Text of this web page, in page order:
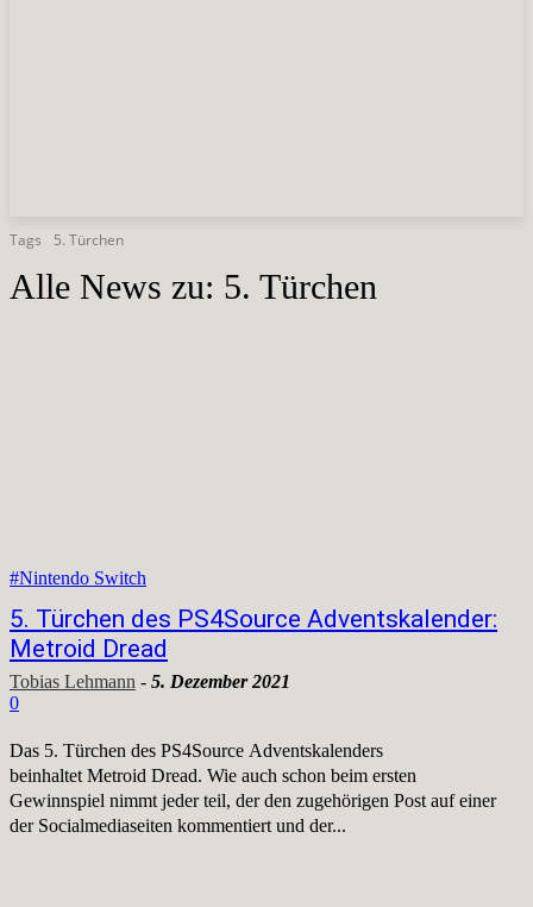
Tags 5. Türchen
Alle News zu: 5. Türchen
#Nintendo Switch
5. Türchen des PS4Source Adventskalender:
Metroid Dread
Tobias Lehmann - 5. Dezember 2021
0
Das 5. Türchen des PS4Source Adventskalenders
beinhaltet Metroid Dread. Wie auch schon beim ersten
Gewinnspiel nimmt jeder teil, der den zugehörigen Post auf einer
der Socialmediaseiten kommentiert und der...